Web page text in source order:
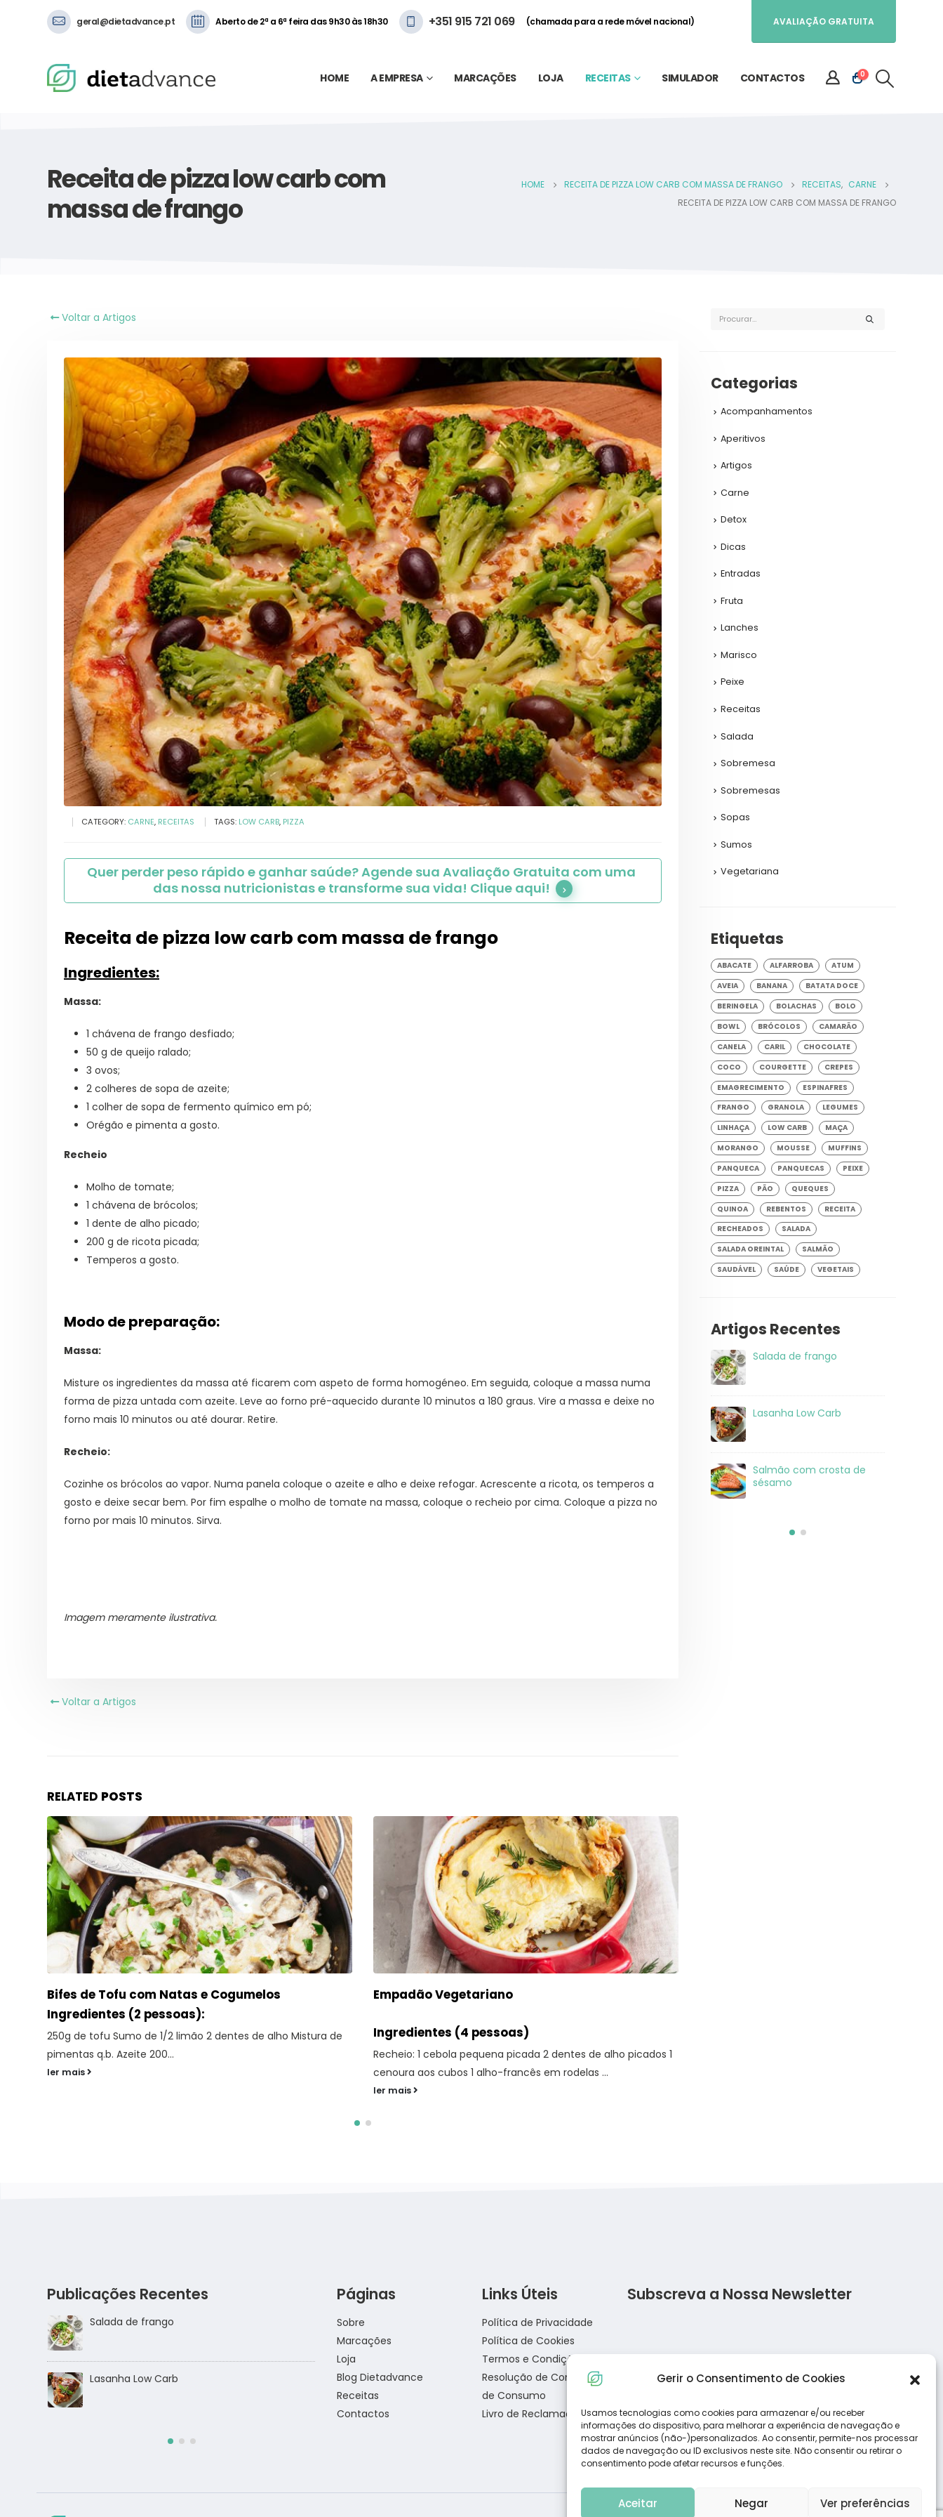
Gerir o Consentimento de Cookies
Usamos tecnologias como cookies para armazenar e/ou receber
informações do dispositivo, para melhorar a experiência de navegação e
mostrar anúncios (não-)personalizados. Ao consentir, permite-nos processar
dados de navegação ou ID exclusivos neste site. Não consentir ou retirar o
consentimento pode afetar recursos e funções.
Aceitar Negar Ver preferências
geral@dietadvance.pt Aberto de 2ª a 6ª feira das 9h30 às 18h30 +351 915 721 069 (chamada para a rede móvel nacional) AVALIAÇÃO GRATUITA
HOME A EMPRESA MARCAÇÕES LOJA RECEITAS SIMULADOR CONTACTOS 0
Receita de pizza low carb com
massa de frango
HOME RECEITA DE PIZZA LOW CARB COM MASSA DE FRANGO RECEITAS, CARNE
RECEITA DE PIZZA LOW CARB COM MASSA DE FRANGO
Voltar a Artigos
CATEGORY: CARNE, RECEITAS TAGS: LOW CARB, PIZZA
Quer perder peso rápido e ganhar saúde? Agende sua Avaliação Gratuita com uma
das nossa nutricionistas e transforme sua vida! Clique aqui!
Receita de pizza low carb com massa de frango
Ingredientes:
Massa:
1 chávena de frango desfiado;
50 g de queijo ralado;
3 ovos;
2 colheres de sopa de azeite;
1 colher de sopa de fermento químico em pó;
Orégão e pimenta a gosto.
Recheio
Molho de tomate;
1 chávena de brócolos;
1 dente de alho picado;
200 g de ricota picada;
Temperos a gosto.
Modo de preparação:
Massa:
Misture os ingredientes da massa até ficarem com aspeto de forma homogéneo. Em seguida, coloque a massa numa
forma de pizza untada com azeite. Leve ao forno pré-aquecido durante 10 minutos a 180 graus. Vire a massa e deixe no
forno mais 10 minutos ou até dourar. Retire.
Recheio:
Cozinhe os brócolos ao vapor. Numa panela coloque o azeite e alho e deixe refogar. Acrescente a ricota, os temperos a
gosto e deixe secar bem. Por fim espalhe o molho de tomate na massa, coloque o recheio por cima. Coloque a pizza no
forno por mais 10 minutos. Sirva.
Imagem meramente ilustrativa.
Voltar a Artigos
RELATED POSTS
Empadão Vegetariano
Ingredientes (4 pessoas)
Recheio: 1 cebola pequena picada 2 dentes de alho picados 1
cenoura aos cubos 1 alho-francês em rodelas ...
Salada de courgette, queijo feta e hortela
ramo pequeno de manjericão 40g de queijo feta Sal e
pimenta...
ler mais
Categorias
Acompanhamentos
Aperitivos
Artigos
Carne
Detox
Dicas
Entradas
Fruta
Lanches
Marisco
Peixe
Receitas
Salada
Sobremesa
Sobremesas
Sopas
Sumos
Vegetariana
Etiquetas
ABACATE ALFARROBA
ATUM
AVEIA
BANANA
BATATA DOCE
BERINGELA
BOLACHAS
BOLO
BOWL
BRÓCOLOS
CAMARÃO
CANELA
CARIL
CHOCOLATE
COCO
COURGETTE
CREPES
EMAGRECIMENTO
ESPINAFRES
FRANGO
GRANOLA
LEGUMES
LINHAÇA
LOW CARB
MAÇA
MORANGO
MOUSSE
MUFFINS
PANQUECA
PANQUECAS
PEIXE
PIZZA
PÃO
QUEQUES
QUINOA
REBENTOS
RECEITA
RECHEADOS
SALADA
SALADA OREINTAL
SALMÃO
SAUDÁVEL
SAÚDE VEGETAIS
Artigos Recentes
Lasanha Low Carb
sésamo
sésamo
Salada de frango ao
Receita de pizza low carb
Salada de Atum
Publicações Recentes
Salmão com crosta de sésamo
Salada de frango ao molho alho
Receita de pizza low carb com massa de
frango
Salada de Atum Lasanha Low Carb Salada
Páginas
Sobre
Marcações
Loja
Blog Dietadvance
Receitas
Contactos
Links Úteis
Política de Privacidade
Política de Cookies
Termos e Condições
Resolução de Conflitos
de Consumo
Livro de Reclamações
Subscreva a Nossa Newsletter